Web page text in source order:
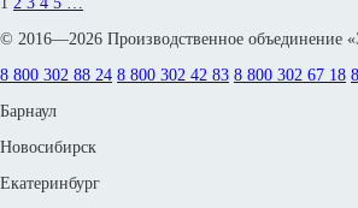
© 2016—2026 Производственное объединение
8 800 302 88 24 8 800 302 42 83 8 800 302 67 18
Барнаул
Новосибирск
Екатеринбург